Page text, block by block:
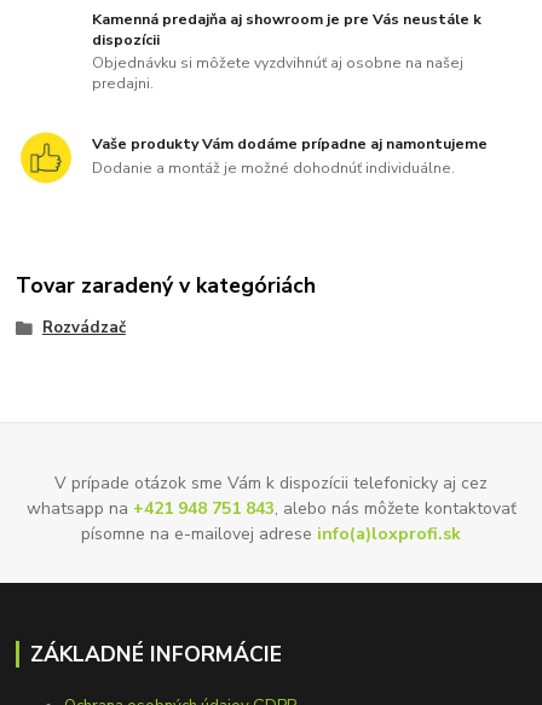
Kamenná predajňa aj showroom je pre Vás neustále k
dispozícii
Objednávku si môžete vyzdvihnúť aj osobne na našej
predajni.
Vaše produkty Vám dodáme prípadne aj namontujeme
Dodanie a montáž je možné dohodnúť individuálne.
Tovar zaradený v kategóriách
Rozvádzač
V prípade otázok sme Vám k dispozícii telefonicky aj cez
whatsapp na +421 948 751 843, alebo nás môžete kontaktovať
písomne na e-mailovej adrese info(a)loxprofi.sk
ZÁKLADNÉ INFORMÁCIE